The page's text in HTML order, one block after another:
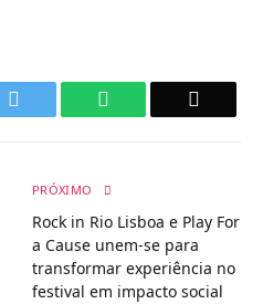
WhatsApp
PRÓXIMO
Rock in Rio Lisboa e Play For
a Cause unem-se para
transformar experiência no
festival em impacto social